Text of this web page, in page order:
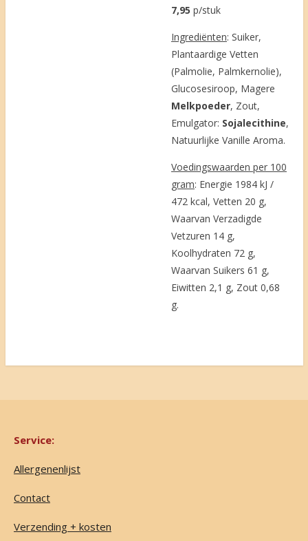
7,95 p/stuk
Ingrediënten: Suiker,
Plantaardige Vetten
(Palmolie, Palmkernolie),
Glucosesiroop, Magere
Melkpoeder, Zout,
Emulgator: Sojalecithine,
Natuurlijke Vanille Aroma.
Voedingswaarden per 100
gram: Energie 1984 kJ /
472 kcal, Vetten 20 g,
Waarvan Verzadigde
Vetzuren 14 g,
Koolhydraten 72 g,
Waarvan Suikers 61 g,
Eiwitten 2,1 g, Zout 0,68
g.
Service:
Allergenenlijst
Contact
Verzending + kosten